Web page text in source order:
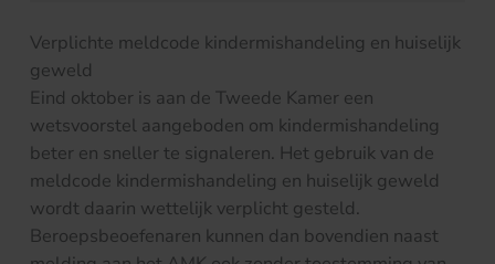
Verplichte meldcode kindermishandeling en huiselijk
geweld
Eind oktober is aan de Tweede Kamer een
wetsvoorstel aangeboden om kindermishandeling
beter en sneller te signaleren. Het gebruik van de
meldcode kindermishandeling en huiselijk geweld
wordt daarin wettelijk verplicht gesteld.
Beroepsbeoefenaren kunnen dan bovendien naast